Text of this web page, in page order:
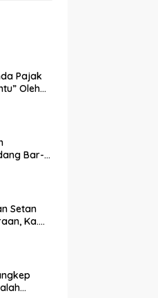
Pajak
Oleh
Bar-
Setan
Ka.